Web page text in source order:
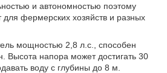
и автономностью поэтому
фермерских хозяйств и разных
мощностью 2,8 л.с., способен
Высота напора может достигать 30
воду с глубины до 8 м.